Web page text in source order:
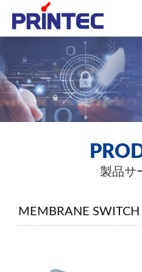
製品サ
MEMBRANE SWITCH